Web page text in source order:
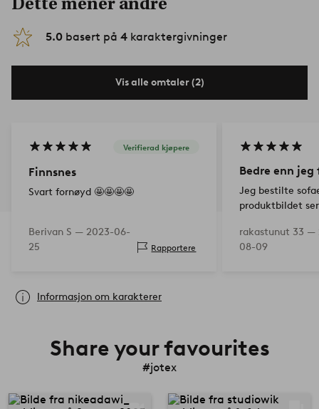
5.0 basert på 4 karaktergivninger
Vis alle omtaler (2)
Verifierad kjøpere
Finnsnes
Svart fornøyd 🤩🤩🤩🤩
Berivan S — 2023-06-
25
Rapportere
Bedre enn
Jeg bestilte
produktbildet
riktig nyanse),
Når du åpnet
rakastunut 33 —
08-09
Informasjon om karakterer
Share your favourites
#jotex